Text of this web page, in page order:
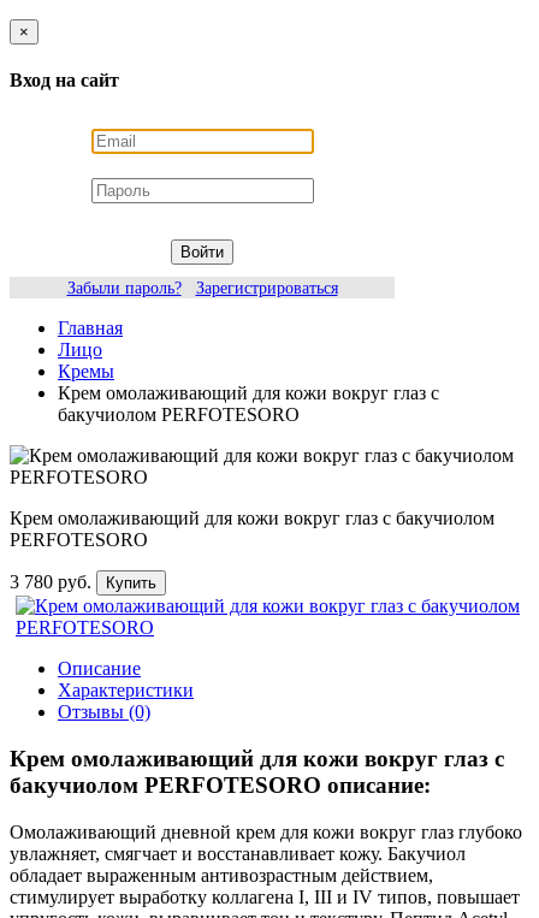
×
Вход на сайт
Войти
Забыли пароль?
Зарегистрироваться
Главная
Лицо
Кремы
Крем омолаживающий для кожи вокруг глаз с
бакучиолом PERFOTESORO
Крем омолаживающий для кожи вокруг глаз с бакучиолом
PERFOTESORO
3 780 руб. Купить
Описание
Характеристики
Отзывы (0)
Крем омолаживающий для кожи вокруг глаз с
бакучиолом PERFOTESORO описание:
Омолаживающий дневной крем для кожи вокруг глаз глубоко
увлажняет, смягчает и восстанавливает кожу. Бакучиол
обладает выраженным антивозрастным действием,
стимулирует выработку коллагена I, III и IV типов, повышает